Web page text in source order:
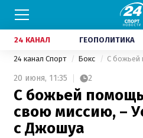
24 КАНАЛ ГЕОПОЛИТИКА
24 канал Спорт Бокс
20 июня, 11:35 2
С божьей
свою миссию, –
с Джошуа